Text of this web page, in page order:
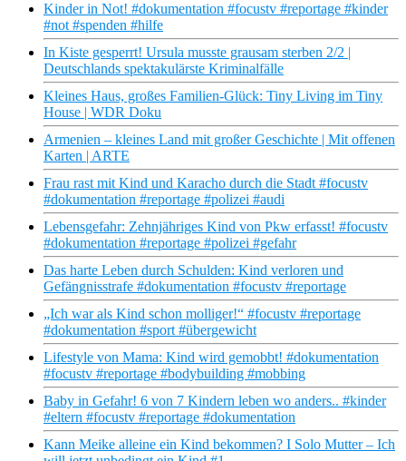
Kinder in Not! #dokumentation #focustv #reportage #kinder
#not #spenden #hilfe
In Kiste gesperrt! Ursula musste grausam sterben 2/2 |
Deutschlands spektakulärste Kriminalfälle
Kleines Haus, großes Familien-Glück: Tiny Living im Tiny
House | WDR Doku
Armenien – kleines Land mit großer Geschichte | Mit offenen
Karten | ARTE
Frau rast mit Kind und Karacho durch die Stadt #focustv
#dokumentation #reportage #polizei #audi
Lebensgefahr: Zehnjähriges Kind von Pkw erfasst! #focustv
#dokumentation #reportage #polizei #gefahr
Das harte Leben durch Schulden: Kind verloren und
Gefängnisstrafe #dokumentation #focustv #reportage
„Ich war als Kind schon molliger!“ #focustv #reportage
#dokumentation #sport #übergewicht
Lifestyle von Mama: Kind wird gemobbt! #dokumentation
#focustv #reportage #bodybuilding #mobbing
Baby in Gefahr! 6 von 7 Kindern leben wo anders.. #kinder
#eltern #focustv #reportage #dokumentation
Kann Meike alleine ein Kind bekommen? I Solo Mutter – Ich